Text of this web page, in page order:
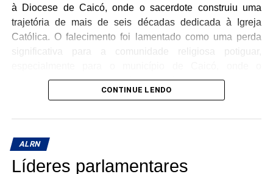
à Diocese de Caicó, onde o sacerdote construiu uma
trajetória de mais de seis décadas dedicada à Igreja
Católica. O falecimento foi lamentado como uma perda
significativa para a comunidade religiosa potiguar,
Monsenhor atuou como pároco emérito da Catedral de
Ordenado sacerdote em 6 de janeiro de 1960, Monsenhor
Antenor esteve à frente da Paróquia de Santana por 47
anos. Durante seu extenso ministério, destacou-se pela
proximidade com os fiéis e pelo papel decisivo na
CONTINUE LENDO
ALRN
Líderes parlamentares